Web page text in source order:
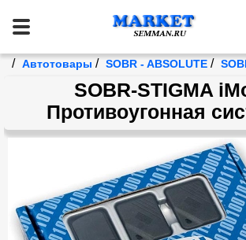
/ Автотовары / SOBR - ABSOLUTE /
SOBR-STIGMA
Противоугонная